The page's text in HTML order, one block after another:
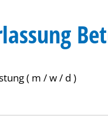
( m / w / d )